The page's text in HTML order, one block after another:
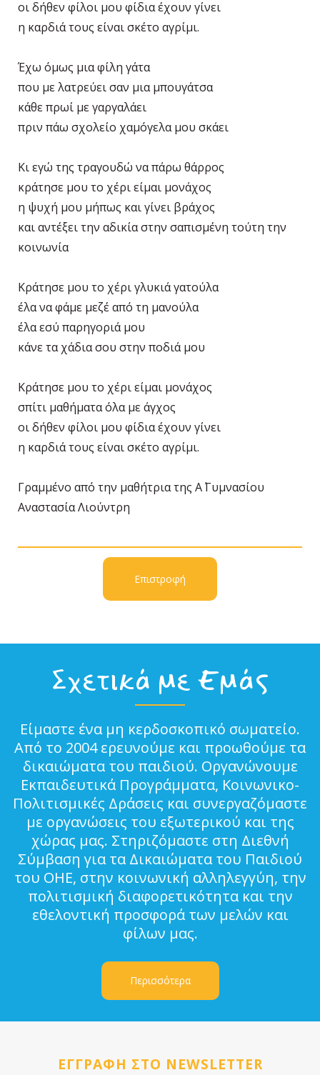
οι δήθεν φίλοι μου φίδια έχουν γίνει
η καρδιά τους είναι σκέτο αγρίμι.
Έχω όμως μια φίλη γάτα
που με λατρεύει σαν μια μπουγάτσα
κάθε πρωί με γαργαλάει
πριν πάω σχολείο χαμόγελα μου σκάει
Κι εγώ της τραγουδώ να πάρω θάρρος
κράτησε μου το χέρι είμαι μονάχος
η ψυχή μου μήπως και γίνει βράχος
και αντέξει την αδικία στην σαπισμένη τούτη την
κοινωνία
Κράτησε μου το χέρι γλυκιά γατούλα
έλα να φάμε μεζέ από τη μανούλα
έλα εσύ παρηγοριά μου
κάνε τα χάδια σου στην ποδιά μου
Κράτησε μου το χέρι είμαι μονάχος
σπίτι μαθήματα όλα με άγχος
οι δήθεν φίλοι μου φίδια έχουν γίνει
η καρδιά τους είναι σκέτο αγρίμι.
Γραμμένο από την μαθήτρια της Α΄ Γυμνασίου
Αναστασία Λιούντρη
Επιστροφή
Σχετικά με Εμάς
Είμαστε ένα μη κερδοσκοπικό σωματείο.
Από το 2004 ερευνούμε και προωθούμε τα
δικαιώματα του παιδιού. Οργανώνουμε
Εκπαιδευτικά Προγράμματα, Κοινωνικο-
Πολιτισμικές Δράσεις και συνεργαζόμαστε
με οργανώσεις του εξωτερικού και της
χώρας μας. Στηριζόμαστε στη Διεθνή
Σύμβαση για τα Δικαιώματα του Παιδιού
του ΟΗΕ, στην κοινωνική αλληλεγγύη, την
πολιτισμική διαφορετικότητα και την
εθελοντική προσφορά των μελών και
φίλων μας.
Περισσότερα
ΕΓΓΡΑΦΗ ΣΤΟ NEWSLETTER